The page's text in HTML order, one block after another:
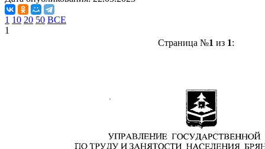
1 10 20 50 ВСЕ
1
Страница №1 из 1: